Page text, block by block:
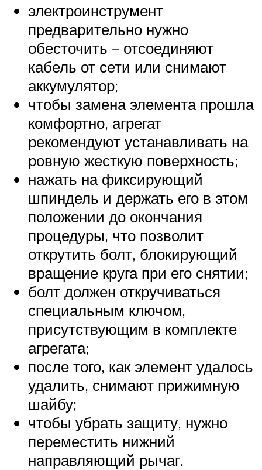
электроинструмент
предварительно нужно
обесточить – отсоединяют
кабель от сети или снимают
аккумулятор;
чтобы замена элемента прошла
комфортно, агрегат
рекомендуют устанавливать на
ровную жесткую поверхность;
нажать на фиксирующий
шпиндель и держать его в этом
положении до окончания
процедуры, что позволит
открутить болт, блокирующий
вращение круга при его снятии;
болт должен откручиваться
специальным ключом,
присутствующим в комплекте
агрегата;
после того, как элемент удалось
удалить, снимают прижимную
шайбу;
чтобы убрать защиту, нужно
переместить нижний
направляющий рычаг.